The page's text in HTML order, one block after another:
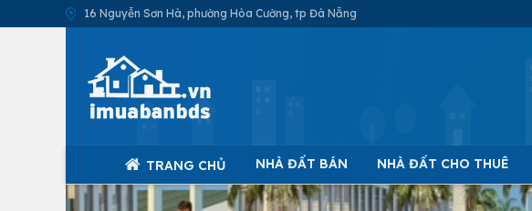
16 Nguyễn Sơn Hà, phường Hòa Cường, tp Đà Nẵng
TRANG CHỦ NHÀ ĐẤT BÁN NHÀ ĐẤT CHO THUÊ